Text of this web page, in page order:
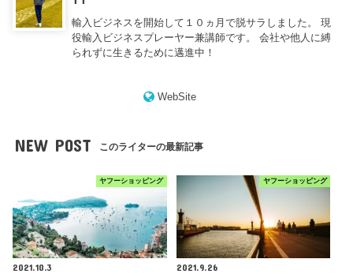
輸入ビジネスを開始して１０ヵ月で脱サラしました。 現
役輸入ビジネスプレーヤー兼講師です。 会社や他人に縛
られずに生きるために邁進中！
WebSite
NEW POST このライターの最新記事
ヤフーショッピング
2021.10.3
ヤフーショッピング
2021.9.26